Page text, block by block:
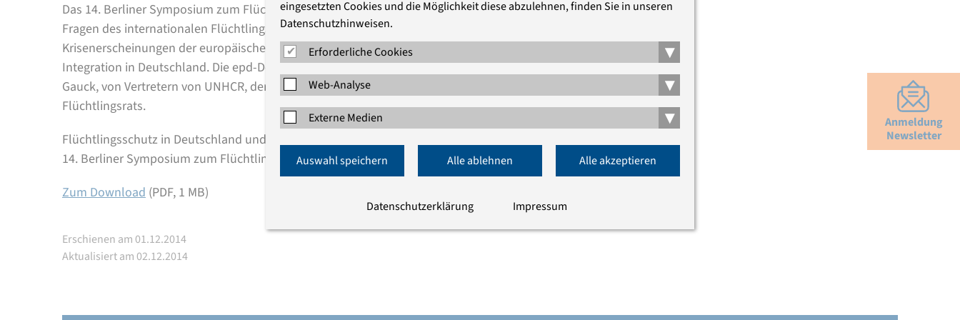
Das 14. Berliner Symposium zum Flüchtlingsschutz vom 30. Juni bis 1. Juli 2014 hatte grundsätzliche
Fragen des internationalen Flüchtlingsschutzes zum Thema. Es spannt den Bogen von den
Krisenerscheinungen der europäischen Flüchtlingspolitik bis hin zu Anforderungen an eine gelungene
Integration in Deutschland. Die epd-Dokumentation enthält Beiträge von Bundespräsident Joachim
Gauck, von Vertretern von UNHCR, der EU-Kommission, der Bundesregierung und des Europäischen
Flüchtlingsrats.
Flüchtlingsschutz in Deutschland und Europa
14. Berliner Symposium zum Flüchtlingsschutz, 30. Juni bis 1. Juli 2014
Zum Download (PDF, 1 MB)
Erschienen am 01.12.2014
Aktualisiert am 02.12.2014
Anmeldung
Newsletter
eingesetzten Cookies und die Möglichkeit diese abzulehnen, finden Sie in unseren
Datenschutzhinweisen.
Erforderliche Cookies
▾
Web-Analyse ▾
Externe Medien ▾
Auswahl speichern Alle ablehnen Alle akzeptieren
Datenschutzerklärung Impressum